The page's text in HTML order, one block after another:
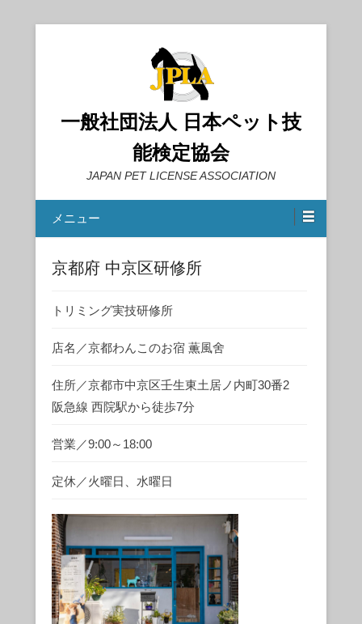
一般社団法人 日本ペット技
能検定協会
JAPAN PET LICENSE ASSOCIATION
メニュー
京都府 中京区研修所
トリミング実技研修所
店名／京都わんこのお宿 薫風舍
住所／京都市中京区壬生東土居ノ内町30番2
阪急線 西院駅から徒歩7分
営業／9:00～18:00
定休／火曜日、水曜日